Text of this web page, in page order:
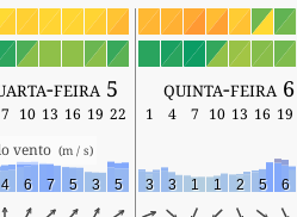
feira 5 quinta-feira 6
7 10 13 16 19 22 1 4 7 10 13 16 19
vento (m / s)
4 6 7 5 3 5 3 3 1 1 2 5 6